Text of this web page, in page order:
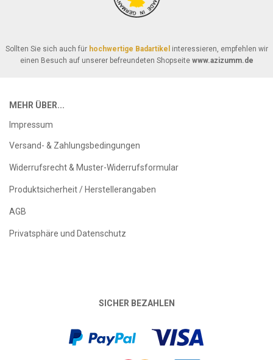
Sollten Sie sich auch für hochwertige Badartikel interessieren, empfehlen wir
einen Besuch auf unserer befreundeten Shopseite www.azizumm.de
MEHR ÜBER...
Impressum
Versand- & Zahlungsbedingungen
Widerrufsrecht & Muster-Widerrufsformular
Produktsicherheit / Herstellerangaben
AGB
Privatsphäre und Datenschutz
SICHER BEZAHLEN